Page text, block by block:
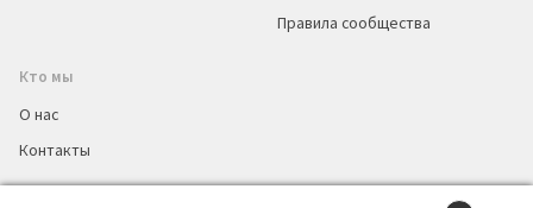
Правила сообщества
Кто мы
О нас
Контакты